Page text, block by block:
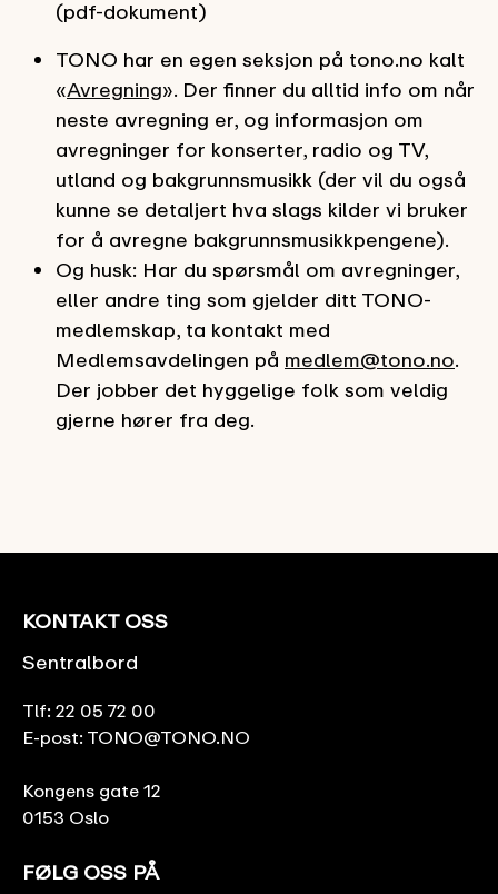
(pdf-dokument)
TONO har en egen seksjon på tono.no kalt
«Avregning». Der finner du alltid info om når
neste avregning er, og informasjon om
avregninger for konserter, radio og TV,
utland og bakgrunnsmusikk (der vil du også
kunne se detaljert hva slags kilder vi bruker
for å avregne bakgrunnsmusikkpengene).
Og husk: Har du spørsmål om avregninger,
eller andre ting som gjelder ditt TONO-
medlemskap, ta kontakt med
Medlemsavdelingen på medlem@tono.no.
Der jobber det hyggelige folk som veldig
gjerne hører fra deg.
KONTAKT OSS
Sentralbord
Tlf: 22 05 72 00
E-post: TONO@TONO.NO
Kongens gate 12
0153 Oslo
FØLG OSS PÅ